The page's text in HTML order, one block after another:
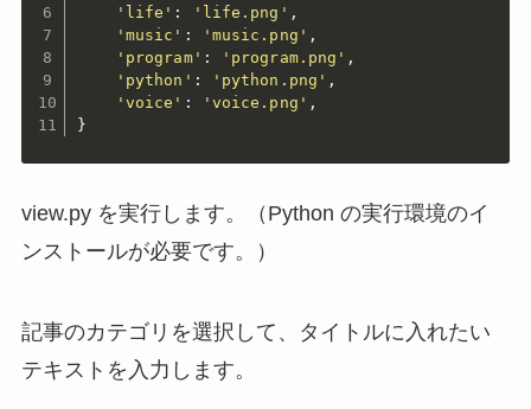
'life' : 'life.png' ,
'music' : 'music.png' ,
'program' : 'program.png' ,
'python' : 'python.png' ,
'voice' : 'voice.png' ,
}
view.py を実行します。（Python の実行環境のイ
ンストールが必要です。）
記事のカテゴリを選択して、タイトルに入れたい
テキストを入力します。